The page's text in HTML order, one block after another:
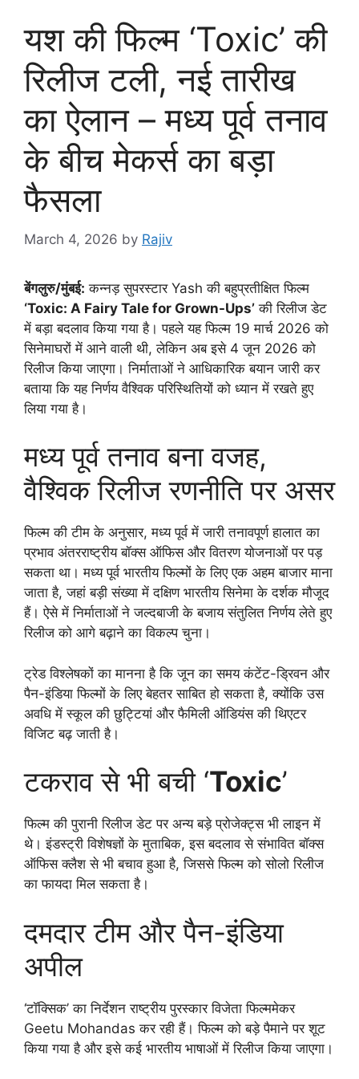
यश की फिल्म ‘Toxic’ की
रिलीज टली, नई तारीख
का ऐलान – मध्य पूर्व तनाव
के बीच मेकर्स का बड़ा
फैसला
March 4, 2026 by Rajiv
बेंगलुरु/मुंबई: कन्नड़ सुपरस्टार Yash की बहुप्रतीक्षित फिल्म
‘Toxic: A Fairy Tale for Grown-Ups’ की रिलीज डेट
में बड़ा बदलाव किया गया है। पहले यह फिल्म 19 मार्च 2026 को
सिनेमाघरों में आने वाली थी, लेकिन अब इसे 4 जून 2026 को
रिलीज किया जाएगा। निर्माताओं ने आधिकारिक बयान जारी कर
बताया कि यह निर्णय वैश्विक परिस्थितियों को ध्यान में रखते हुए
लिया गया है।
मध्य पूर्व तनाव बना वजह,
वैश्विक रिलीज रणनीति पर असर
फिल्म की टीम के अनुसार, मध्य पूर्व में जारी तनावपूर्ण हालात का
प्रभाव अंतरराष्ट्रीय बॉक्स ऑफिस और वितरण योजनाओं पर पड़
सकता था। मध्य पूर्व भारतीय फिल्मों के लिए एक अहम बाजार माना
जाता है, जहां बड़ी संख्या में दक्षिण भारतीय सिनेमा के दर्शक मौजूद
हैं। ऐसे में निर्माताओं ने जल्दबाजी के बजाय संतुलित निर्णय लेते हुए
रिलीज को आगे बढ़ाने का विकल्प चुना।
ट्रेड विश्लेषकों का मानना है कि जून का समय कंटेंट-ड्रिवन और
पैन-इंडिया फिल्मों के लिए बेहतर साबित हो सकता है, क्योंकि उस
अवधि में स्कूल की छुट्टियां और फैमिली ऑडियंस की थिएटर
विजिट बढ़ जाती है।
टकराव से भी बची ‘Toxic’
फिल्म की पुरानी रिलीज डेट पर अन्य बड़े प्रोजेक्ट्स भी लाइन में
थे। इंडस्ट्री विशेषज्ञों के मुताबिक, इस बदलाव से संभावित बॉक्स
ऑफिस क्लैश से भी बचाव हुआ है, जिससे फिल्म को सोलो रिलीज
का फायदा मिल सकता है।
दमदार टीम और पैन-इंडिया
अपील
‘टॉक्सिक’ का निर्देशन राष्ट्रीय पुरस्कार विजेता फिल्ममेकर
Geetu Mohandas कर रही हैं। फिल्म को बड़े पैमाने पर शूट
किया गया है और इसे कई भारतीय भाषाओं में रिलीज किया जाएगा।